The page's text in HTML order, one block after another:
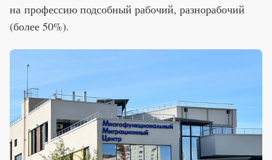
на профессию подсобный рабочий, разнорабочий
(более 50%).